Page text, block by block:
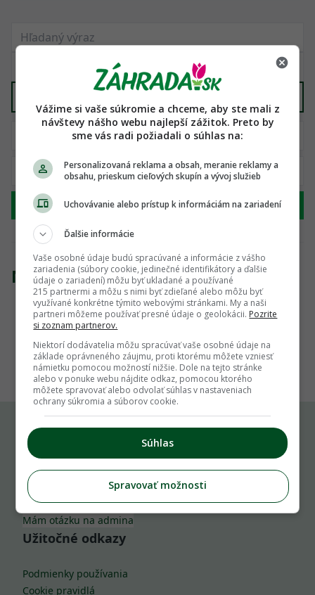
Hľadať
Nenašli sme žiadny produkt
1
Komu môžeš napísať
info@zahrada.sk
Nahlás chybu
Mám otázku na admina
Užitočné odkazy
Podmienky používania
Cookie pravidlá
Vážime si vaše súkromie a chceme, aby ste mali z
návštevy nášho webu najlepší zážitok. Preto by
sme vás radi požiadali o súhlas na:
Personalizovaná reklama a obsah, meranie reklamy a
obsahu, prieskum cieľových skupín a vývoj služieb
Uchovávanie alebo prístup k informáciám na zariadení
Ďalšie informácie
Vaše osobné údaje budú spracúvané a informácie z vášho
zariadenia (súbory cookie, jedinečné identifikátory a ďalšie
údaje o zariadení) môžu byť ukladané a používané
215 partnermi a môžu s nimi byť zdieľané alebo môžu byť
využívané konkrétne týmito webovými stránkami. My a naši
partneri môžeme používať presné údaje o geolokácii. Pozrite
si zoznam partnerov.
Niektorí dodávatelia môžu spracúvať vaše osobné údaje na
základe oprávneného záujmu, proti ktorému môžete vzniesť
námietku pomocou možností nižšie. Dole na tejto stránke
alebo v ponuke webu nájdite odkaz, pomocou ktorého
môžete spravovať alebo odvolať súhlas v nastaveniach
ochrany súkromia a súborov cookie.
Súhlas
Spravovať možnosti